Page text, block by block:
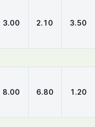
3.00 2.10 3.50
8.00 6.80 1.20